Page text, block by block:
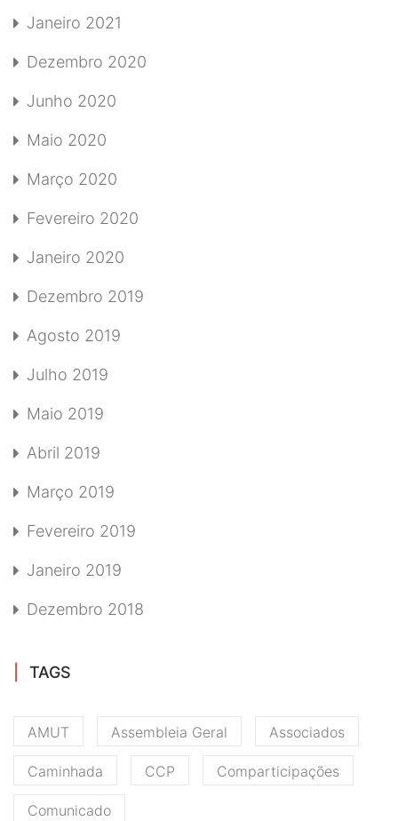
Janeiro 2021
Dezembro 2020
Junho 2020
Maio 2020
Março 2020
Fevereiro 2020
Janeiro 2020
Dezembro 2019
Agosto 2019
Julho 2019
Maio 2019
Abril 2019
Março 2019
Fevereiro 2019
Janeiro 2019
Dezembro 2018
TAGS
AMUT Assembleia Geral Associados
Caminhada CCP Comparticipações
Comunicado